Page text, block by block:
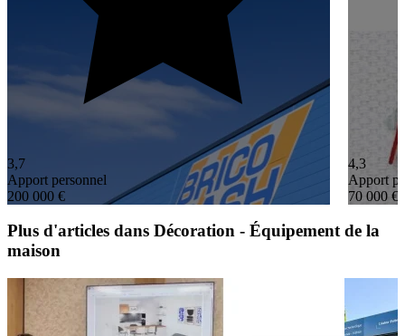
3,7
Apport personnel
200 000 €
4,3
Apport
70 000 €
Plus d'articles dans Décoration - Équipement de la
maison